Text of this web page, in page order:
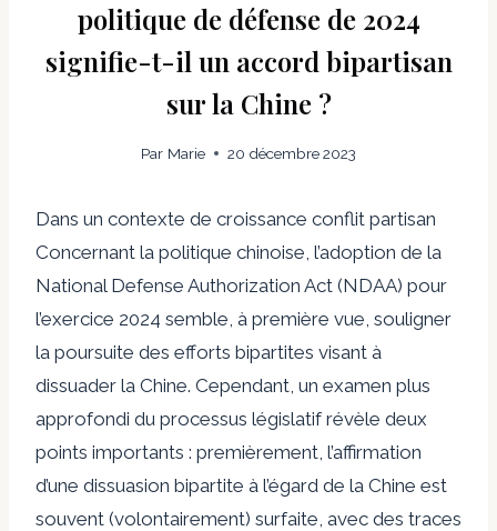
politique de défense de 2024
signifie-t-il un accord bipartisan
sur la Chine ?
Par Marie 20 décembre 2023
Dans un contexte de croissance conflit partisan
Concernant la politique chinoise, l’adoption de la
National Defense Authorization Act (NDAA) pour
l’exercice 2024 semble, à première vue, souligner
la poursuite des efforts bipartites visant à
dissuader la Chine. Cependant, un examen plus
approfondi du processus législatif révèle deux
points importants : premièrement, l’affirmation
d’une dissuasion bipartite à l’égard de la Chine est
souvent (volontairement) surfaite, avec des traces